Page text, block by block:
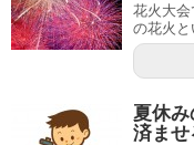
花火大
の花火
夏休
済ま